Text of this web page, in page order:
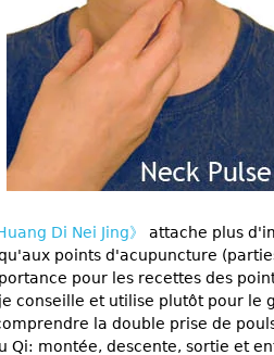
Huang Di Nei Jing》
attache plus
points d'acupuncture
pour les recettes des
conseille et utilise plutôt pour le
la double prise de
Qi: montée, descente, sortie et